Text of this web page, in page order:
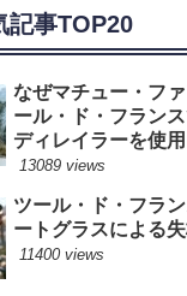
記事TOP20
なぜマチュー・フ
ール・ド・フラン
ディレイラーを使
13089 views
ツール・ド・フラ
ートグラスによる
11400 views